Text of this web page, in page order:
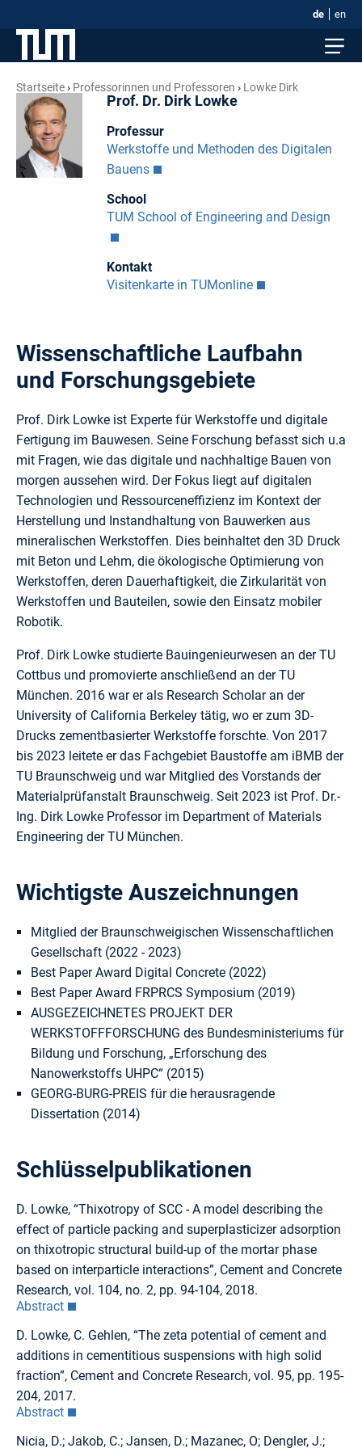
de en
Startseite Professorinnen und Professoren Lowke Dirk
Prof. Dr. Dirk Lowke
Professur
Werkstoffe und Methoden des Digitalen
Bauens
School
TUM School of Engineering and Design
Kontakt
Visitenkarte in TUMonline
Wissenschaftliche Laufbahn
und Forschungsgebiete
Prof. Dirk Lowke ist Experte für Werkstoffe und digitale
Fertigung im Bauwesen. Seine Forschung befasst sich u.a
mit Fragen, wie das digitale und nachhaltige Bauen von
morgen aussehen wird. Der Fokus liegt auf digitalen
Technologien und Ressourceneffizienz im Kontext der
Herstellung und Instandhaltung von Bauwerken aus
mineralischen Werkstoffen. Dies beinhaltet den 3D Druck
mit Beton und Lehm, die ökologische Optimierung von
Werkstoffen, deren Dauerhaftigkeit, die Zirkularität von
Werkstoffen und Bauteilen, sowie den Einsatz mobiler
Robotik.
Prof. Dirk Lowke studierte Bauingenieurwesen an der TU
Cottbus und promovierte anschließend an der TU
München. 2016 war er als Research Scholar an der
University of California Berkeley tätig, wo er zum 3D-
Drucks zementbasierter Werkstoffe forschte. Von 2017
bis 2023 leitete er das Fachgebiet Baustoffe am iBMB der
TU Braunschweig und war Mitglied des Vorstands der
Materialprüfanstalt Braunschweig. Seit 2023 ist Prof. Dr.-
Ing. Dirk Lowke Professor im Department of Materials
Engineering der TU München.
Wichtigste Auszeichnungen
Mitglied der Braunschweigischen Wissenschaftlichen
Gesellschaft (2022 - 2023)
Best Paper Award Digital Concrete (2022)
Best Paper Award FRPRCS Symposium (2019)
AUSGEZEICHNETES PROJEKT DER
WERKSTOFFFORSCHUNG des Bundesministeriums für
Bildung und Forschung, „Erforschung des
Nanowerkstoffs UHPC“ (2015)
GEORG-BURG-PREIS für die herausragende
Dissertation (2014)
Schlüsselpublikationen
D. Lowke, “Thixotropy of SCC - A model describing the
effect of particle packing and superplasticizer adsorption
on thixotropic structural build-up of the mortar phase
based on interparticle interactions”, Cement and Concrete
Research, vol. 104, no. 2, pp. 94-104, 2018.
Abstract
D. Lowke, C. Gehlen, “The zeta potential of cement and
additions in cementitious suspensions with high solid
fraction”, Cement and Concrete Research, vol. 95, pp. 195-
204, 2017.
Abstract
Nicia, D.; Jakob, C.; Jansen, D.; Mazanec, O; Dengler, J.;